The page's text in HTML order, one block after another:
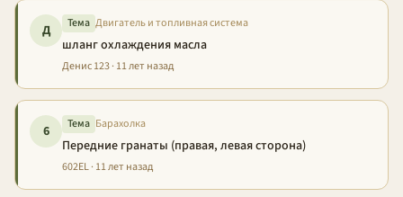
Д Тема Двигатель и топливная система
шланг охлаждения масла
Денис 123 · 11 лет назад
6 Тема Барахолка
Передние гранаты (правая, левая сторона)
602EL · 11 лет назад